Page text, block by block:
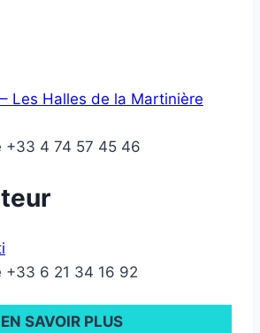
Les Halles de la Martinière
+33 4 74 57 45 46
+33 6 21 34 16 92
EN SAVOIR PLUS